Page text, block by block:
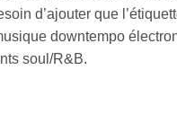
d’ajouter que
downtempo
soul/R&B.